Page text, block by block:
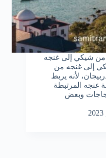
من شيكي إلى غنجه
إلى غنجه من
لأنه يربط
غنجه المرتبطة
وبعض